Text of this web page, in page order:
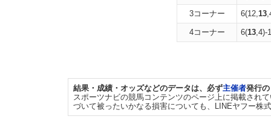
3コーナー 6(12,13
4コーナー 6(13,4)-
結果・成績・オッズなどのデータは、必ず主催者発行
スポーツナビの競馬コンテンツのページ上に掲載され
づいて被ったいかなる損害についても、LINEヤフー株